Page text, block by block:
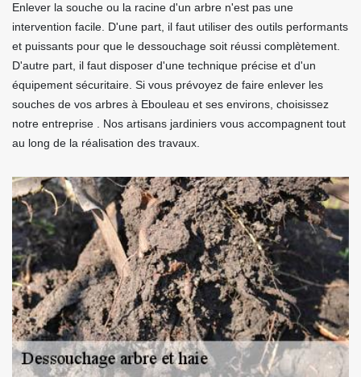
Enlever la souche ou la racine d'un arbre n'est pas une
intervention facile. D'une part, il faut utiliser des outils performants
et puissants pour que le dessouchage soit réussi complètement.
D'autre part, il faut disposer d'une technique précise et d'un
équipement sécuritaire. Si vous prévoyez de faire enlever les
souches de vos arbres à Ebouleau et ses environs, choisissez
notre entreprise . Nos artisans jardiniers vous accompagnent tout
au long de la réalisation des travaux.